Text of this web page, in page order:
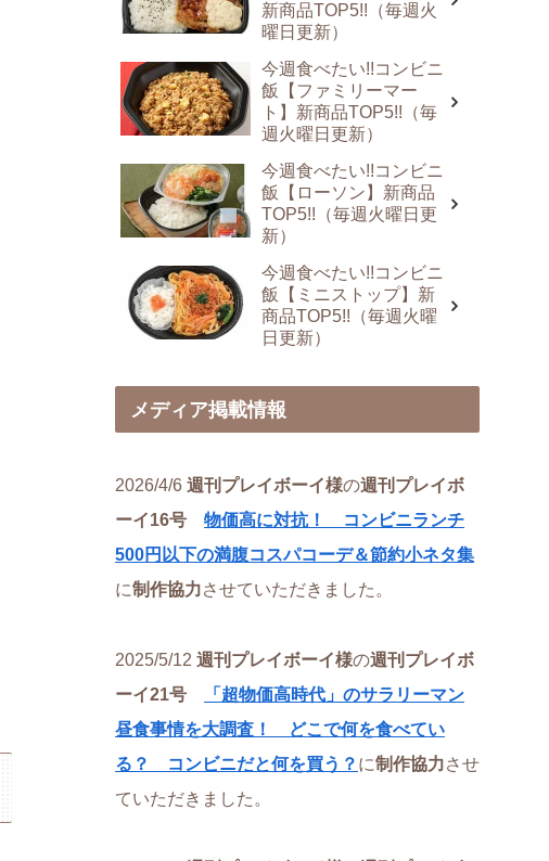
新商品TOP5!!（毎週火
曜日更新）
今週食べたい!!コンビニ
飯【ファミリーマー
ト】新商品TOP5!!（毎
週火曜日更新）
今週食べたい!!コンビニ
飯【ローソン】新商品
TOP5!!（毎週火曜日更
新）
今週食べたい!!コンビニ
飯【ミニストップ】新
商品TOP5!!（毎週火曜
日更新）
メディア掲載情報
2026/4/6 週刊プレイボーイ様の週刊プレイボ
ーイ16号 物価高に対抗！ コンビニランチ
500円以下の満腹コスパコーデ＆節約小ネタ集
に制作協力させていただきました。
2025/5/12 週刊プレイボーイ様の週刊プレイボ
ーイ21号
「超物価高時代」のサラリーマン
昼食事情を大調査！ どこで何を食べてい
る？ コンビニだと何を買う？ に制作協力させ
ていただきました。